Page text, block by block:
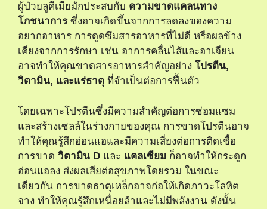
ผู้ป่วยลูคีเมียมักประสบกับ ความขาดแคลนทาง
โภชนาการซึ่งอาจเกิดขึ้นจากการลดลงของความ
อยากอาหาร การดูดซึมสารอาหารที่ไม่ดี หรือผลข้าง
เคียงจากการรักษา เช่น อาการคลื่นไส้และอาเจียน
อาจทำให้คุณขาดสารอาหารสำคัญอย่าง โปรตีน,
วิตามิน, และแร่ธาตุ ที่จำเป็นต่อการฟื้นตัว
โดยเฉพาะโปรตีนซึ่งมีความสำคัญต่อการซ่อมแซม
และสร้างเซลล์ในร่างกายของคุณ การขาดโปรตีนอาจ
ทำให้คุณรู้สึกอ่อนแอและมีความเสี่ยงต่อการติดเชื้อ
การขาด วิตามิน D และ แคลเซียม ก็อาจทำให้กระดูก
อ่อนแอลง ส่งผลเสียต่อสุขภาพโดยรวม ในขณะ
เดียวกัน การขาดธาตุเหล็กอาจก่อให้เกิดภาวะโลหิต
จาง ทำให้คุณรู้สึกเหนื่อยล้าและไม่มีพลังงาน ดังนั้น